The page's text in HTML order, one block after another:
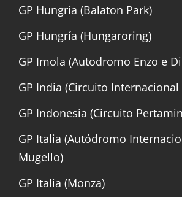
GP Hungría (Balaton Park)
GP Hungría (Hungaroring)
GP Imola (Autodromo Enzo e
GP India (Circuito
GP Indonesia (Circuito
GP Italia (Autódromo
Mugello)
GP Italia (Monza)